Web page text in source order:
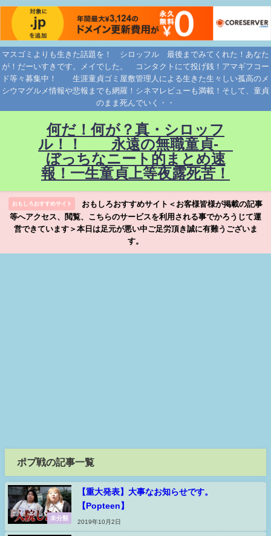
マスゴミよりも生きた話題を！ シロッフル 最後までみてくれた！あなた
が！だーいすきです。メイでした。 コンタクトにて投げ銭！アマギフコー
ド等々募集中！ 生涯童貞ゴミ屋敷管理人による生きた生々しい孤高のメ
シウマグルメ情報や悲報までも網羅！シネマレビューも満載！そして、童貞
のまま死んでいく・・
何だ！何が？真・シロッフ
ル！！ 永遠の無職童貞-
ぼっちなニート的まとめ速
報！一生童貞上等夜露死苦！
おもしろおすすめサイト
おもしろおすすめサイト＜お客様皆様が掲載の記事
等へアクセス、閲覧、こちらのサービスを利用される事でかろうじて運
営できています＞本日は足元が悪い中ご足労頂き誠に有難うございま
す。
ポプ戦の記事一覧
未分類
【重大発表】大事なお知らせです。
【Popteen】
2019年10月2日